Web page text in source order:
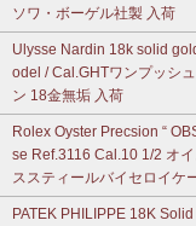
ソワ・ボーゲル社製 入荷
Ulysse Nardin 18k solid
odel / Cal.GHTワンプッシ
ン 18金無垢 入荷
Rolex Oyster Precsion “
se Ref.3116 Cal.10 1/2 オ
ススティールバイセロイケ
PATEK PHILIPPE 18K